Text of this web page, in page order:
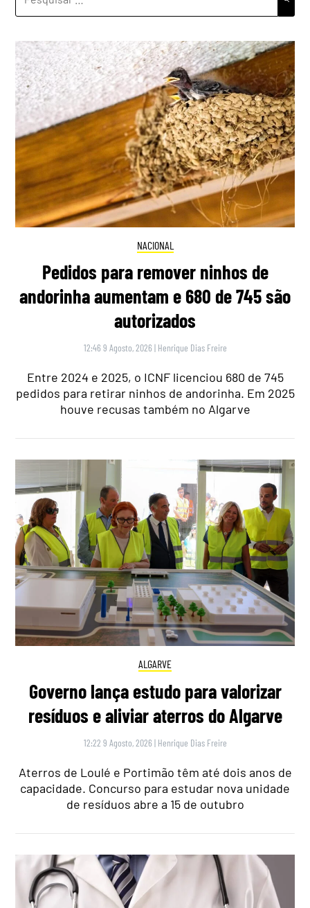
POR:
NACIONAL
Pedidos para remover ninhos de
andorinha aumentam e 680 de 745 são
autorizados
12:46 9 Agosto, 2026 | Henrique Dias Freire
Entre 2024 e 2025, o ICNF licenciou 680 de 745
pedidos para retirar ninhos de andorinha. Em 2025
houve recusas também no Algarve
ALGARVE
Governo lança estudo para valorizar
resíduos e aliviar aterros do Algarve
12:22 9 Agosto, 2026 | Henrique Dias Freire
Aterros de Loulé e Portimão têm até dois anos de
capacidade. Concurso para estudar nova unidade
de resíduos abre a 15 de outubro